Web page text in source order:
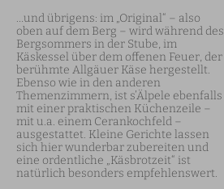
…und übrigens: im „Original“ – also
oben auf dem Berg – wird während des
Bergsommers in der Stube, im
Käskessel über dem offenen Feuer, der
berühmte Allgäuer Käse hergestellt.
Ebenso wie in den anderen
Themenzimmern, ist s’Älpele ebenfalls
mit einer praktischen Küchenzeile –
mit u.a. einem Cerankochfeld –
ausgestattet. Kleine Gerichte lassen
sich hier wunderbar zubereiten und
eine ordentliche „Käsbrotzeit“ ist
natürlich besonders empfehlenswert.